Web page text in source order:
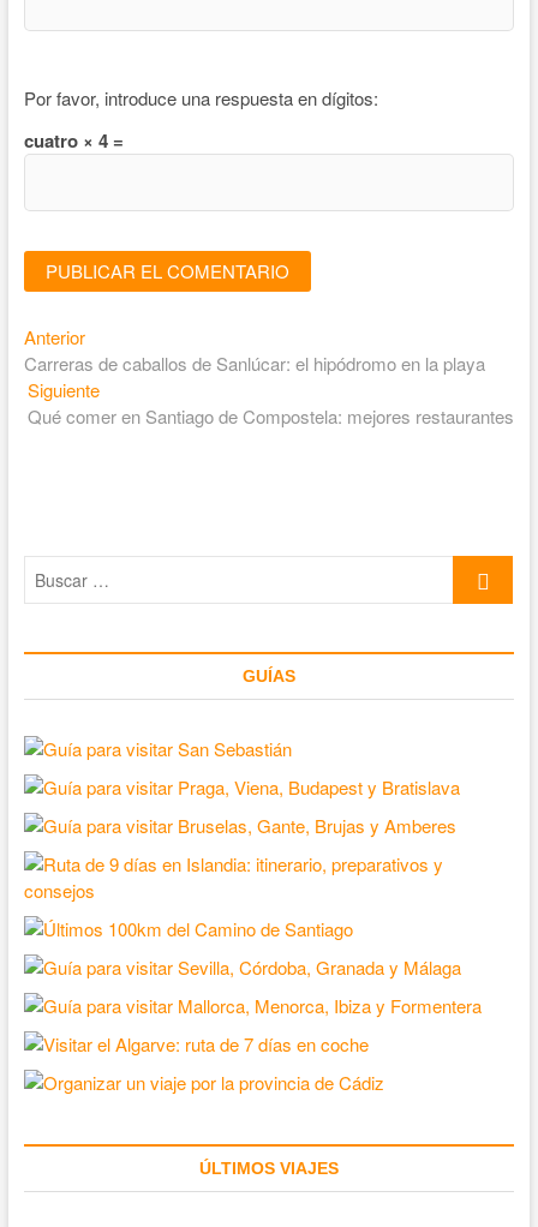
Por favor, introduce una respuesta en dígitos:
cuatro × 4 =
Navegación
de
entradas
AnteriorEntrada
anterior:
Carreras de caballos de Sanlúcar: el hipódromo en la playa
SiguienteEntrada
siguiente:
Qué comer en Santiago de Compostela: mejores restaurantes
GUÍAS
ÚLTIMOS VIAJES